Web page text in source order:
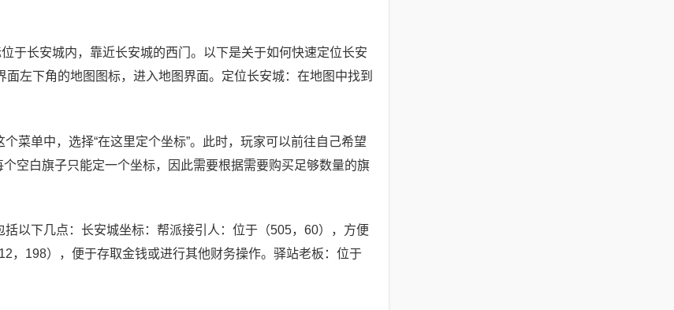
于长安城内，靠近长安城的西门。以下是关于如何快速定位长安
左下角的地图图标，进入地图界面。定位长安城：在地图中找到
菜单中，选择“在这里定个坐标”。此时，玩家可以前往自己希望
空白旗子只能定一个坐标，因此需要根据需要购买足够数量的旗
以下几点：长安城坐标：帮派接引人：位于（505，60），方便
，198），便于存取金钱或进行其他财务操作。驿站老板：位于